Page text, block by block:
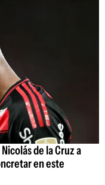
de la Cruz a
en este